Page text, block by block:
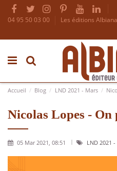
04 95 50 03 00 Les éditions Albiana
Accueil Blog LND 2021 - Mars
Nicolas Lopes -
05 Mar 2021, 08:51 LND 2021